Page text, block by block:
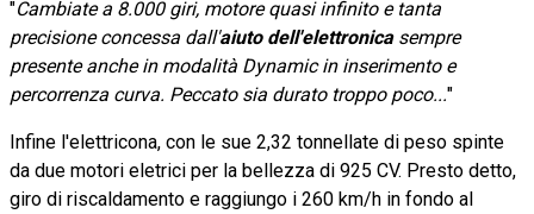
"Cambiate a 8.000 giri, motore quasi infinito e tanta
precisione concessa dall'aiuto dell'elettronicasempre
presente anche in modalità Dynamic in inserimento e
percorrenza curva. Peccato sia durato troppo poco..."
Infine l'elettricona, con le sue 2,32 tonnellate di peso spinte
da due motori eletrici per la bellezza di 925 CV. Presto detto,
giro di riscaldamento e raggiungo i 260 km/h in fondo al